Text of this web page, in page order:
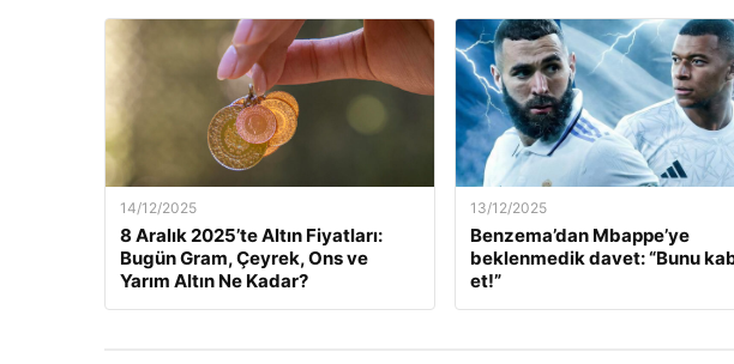
14/12/2025
8 Aralık 2025’te Altın Fiyatları:
Bugün Gram, Çeyrek, Ons ve
Yarım Altın Ne Kadar?
13/12/2025
Benzema’dan Mbappe’ye
beklenmedik davet: “Bunu
et!”